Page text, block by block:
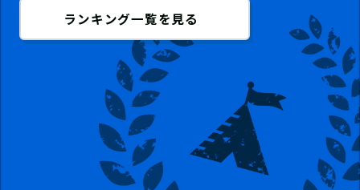
ランキング一覧を見る